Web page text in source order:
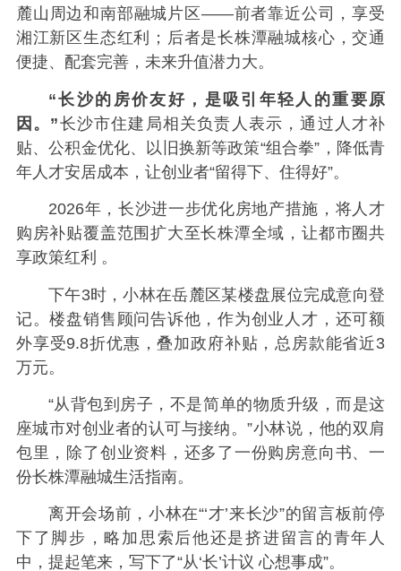
麓山周边和南部融城片区——前者靠近公司，享受
湘江新区生态红利；后者是长株潭融城核心，交通
便捷、配套完善，未来升值潜力大。
“长沙的房价友好，是吸引年轻人的重要原
因。”长沙市住建局相关负责人表示，通过人才补
贴、公积金优化、以旧换新等政策“组合拳”，降低青
年人才安居成本，让创业者“留得下、住得好”。
2026年，长沙进一步优化房地产措施，将人才
购房补贴覆盖范围扩大至长株潭全域，让都市圈共
享政策红利 。
下午3时，小林在岳麓区某楼盘展位完成意向登
记。楼盘销售顾问告诉他，作为创业人才，还可额
外享受9.8折优惠，叠加政府补贴，总房款能省近3
万元。
“从背包到房子，不是简单的物质升级，而是这
座城市对创业者的认可与接纳。”小林说，他的双肩
包里，除了创业资料，还多了一份购房意向书、一
份长株潭融城生活指南。
离开会场前，小林在“‘才’来长沙”的留言板前停
下了脚步，略加思索后他还是挤进留言的青年人
中，提起笔来，写下了“从‘长’计议 心想事成”。